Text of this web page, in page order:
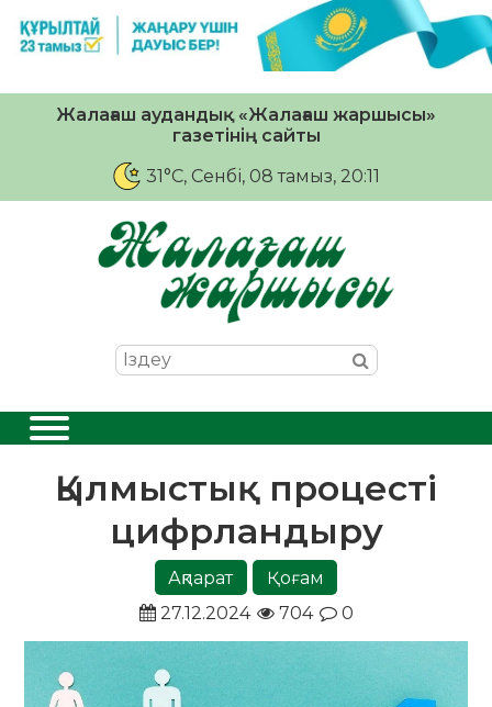
Жалағаш аудандық «Жалағаш жаршысы»
газетінің сайты
31°C, Сенбі, 08 тамыз, 20:11
Қылмыстық процесті
цифрландыру
Ақпарат
Қоғам
27.12.2024
704 0